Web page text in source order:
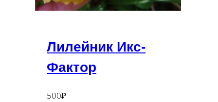
Лилейник Икс-
Фактор
500₽